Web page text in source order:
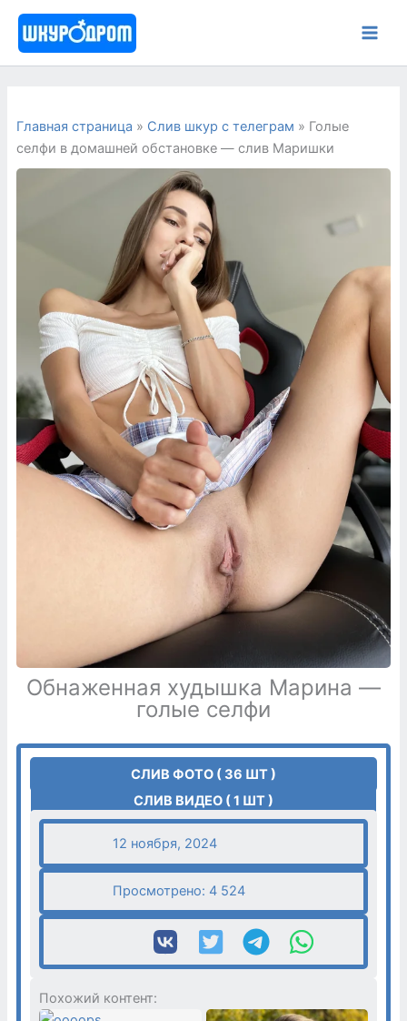
Перейти
содержимому
Главная страница » Слив шкур с телеграм » Голые
селфи в домашней обстановке — слив Маришки
Обнаженная худышка Марина —
голые селфи
СЛИВ ФОТО ( 36 ШТ )
СЛИВ ВИДЕО ( 1 ШТ )
12 ноября, 2024
Просмотрено: 4 524
Похожий контент: